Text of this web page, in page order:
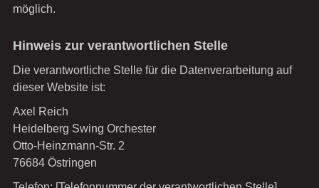
möglich.
Hinweis zur verantwortlichen Stelle
Die verantwortliche Stelle für die Datenverarbeitung auf
dieser Website ist:
Axel Reich
Heidelberg Swing Orchester
Otto-Heinzmann-Str. 2
76684 Östringen